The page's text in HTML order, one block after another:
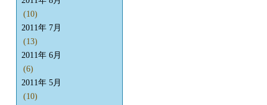
(10)
2011年 7月
(13)
2011年 6月
(6)
2011年 5月
(10)